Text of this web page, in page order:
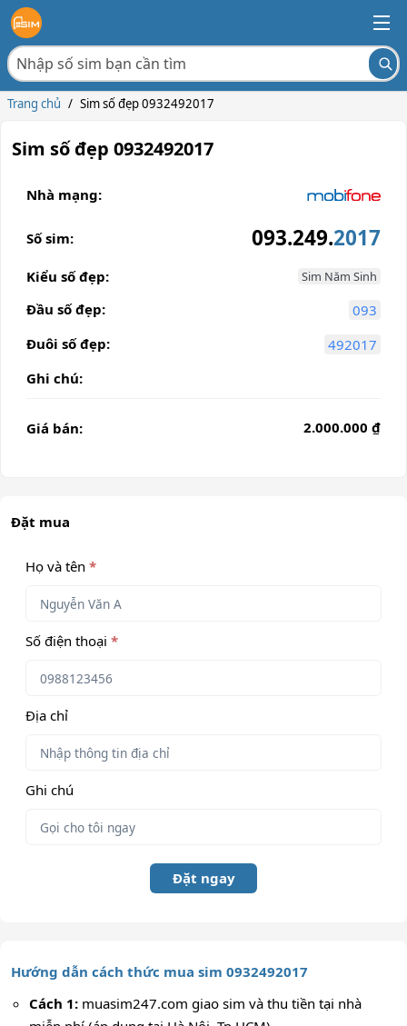
Trang chủ / Sim số đẹp 0932492017
Sim số đẹp 0932492017
Nhà mạng:
Số sim: 093.249.2017
Kiểu số đẹp: Sim Năm Sinh
Đầu số đẹp:
093
Đuôi số đẹp:
492017
Ghi chú:
Giá bán: 2.000.000 ₫
Đặt mua
Họ và tên *
Số điện thoại *
Địa chỉ
Ghi chú
Đặt ngay
Hướng dẫn cách thức mua sim 0932492017
Cách 1: muasim247.com giao sim và thu tiền tại nhà